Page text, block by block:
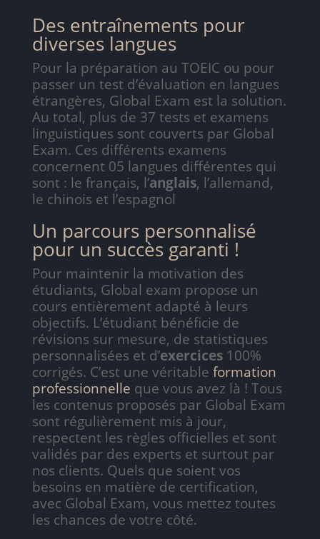
Des entraînements pour
diverses langues
Pour la préparation au TOEIC ou pour
passer un test d’évaluation en langues
étrangères, Global Exam est la solution.
Au total, plus de 37 tests et examens
linguistiques sont couverts par Global
Exam. Ces différents examens
concernent 05 langues différentes qui
sont : le français, l’anglais, l’allemand,
le chinois et l’espagnol
Un parcours personnalisé
pour un succès garanti !
Pour maintenir la motivation des
étudiants, Global exam propose un
cours entièrement adapté à leurs
objectifs. L’étudiant bénéficie de
révisions sur mesure, de statistiques
personnalisées et d’exercices100%
corrigés. C’est une véritable formation
professionnelle que vous avez là ! Tous
les contenus proposés par Global Exam
sont régulièrement mis à jour,
respectent les règles officielles et sont
validés par des experts et surtout par
nos clients. Quels que soient vos
besoins en matière de certification,
avec Global Exam, vous mettez toutes
les chances de votre côté.